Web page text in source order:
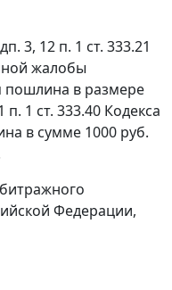
3, 12 п. 1 ст. 333.21
жалобы
пошлина в размере
п. 1 ст. 333.40 Кодекса
в сумме 1000 руб.
Федерации,